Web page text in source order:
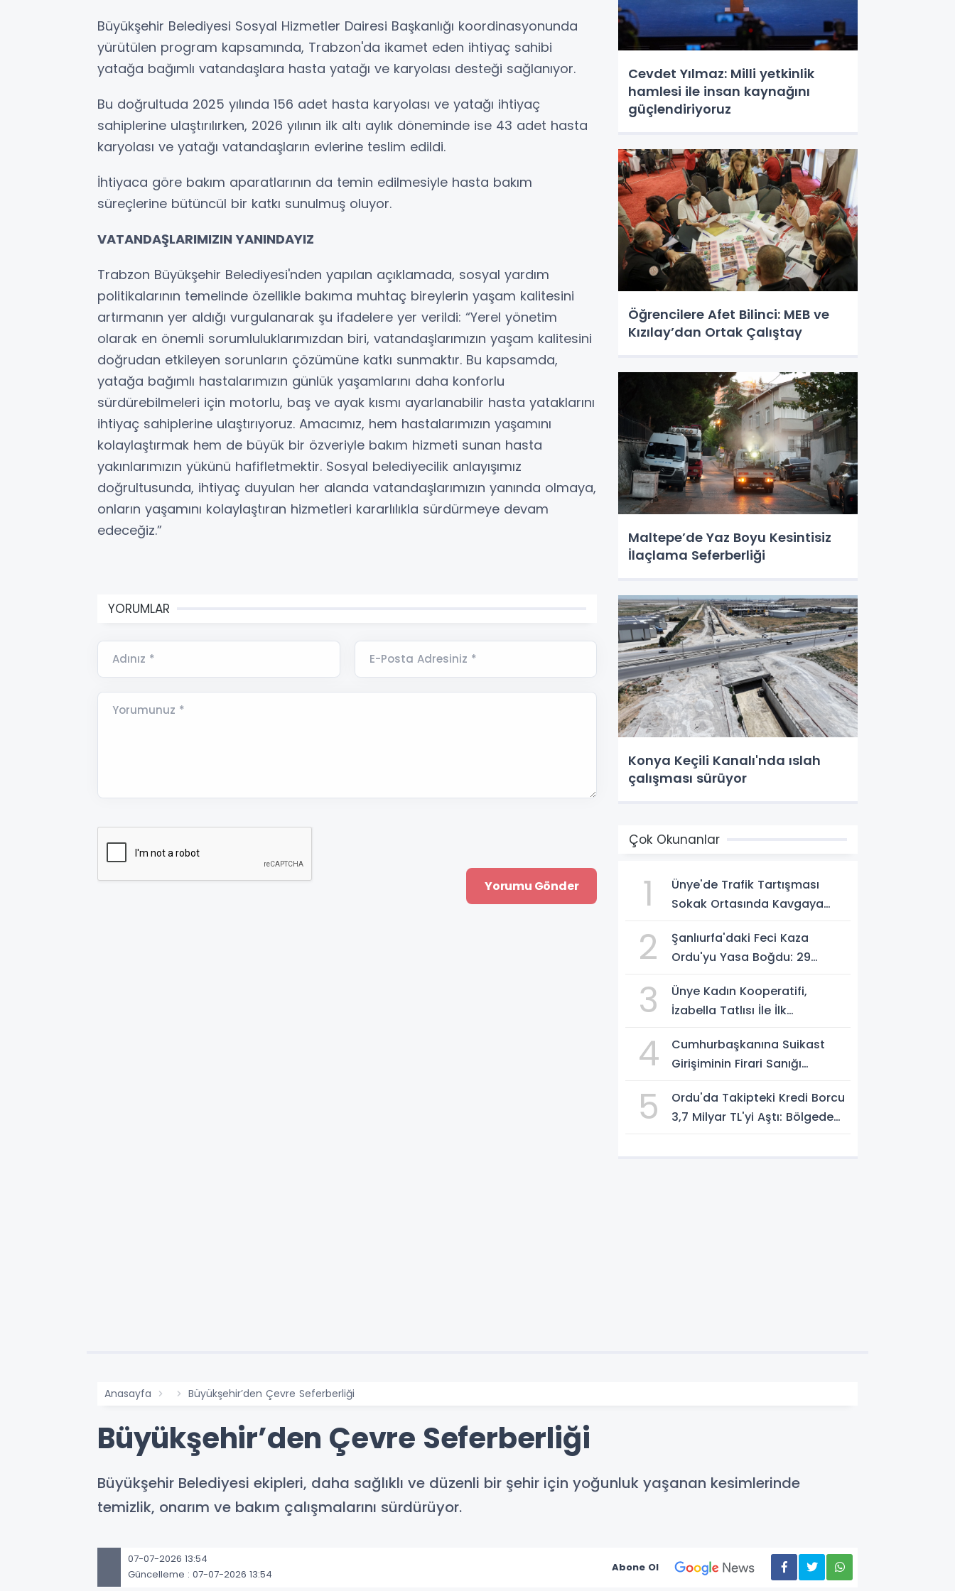
Büyükşehir Belediyesi Sosyal Hizmetler Dairesi Başkanlığı koordinasyonunda
yürütülen program kapsamında, Trabzon'da ikamet eden ihtiyaç sahibi
yatağa bağımlı vatandaşlara hasta yatağı ve karyolası desteği sağlanıyor.
Bu doğrultuda 2025 yılında 156 adet hasta karyolası ve yatağı ihtiyaç
sahiplerine ulaştırılırken, 2026 yılının ilk altı aylık döneminde ise 43 adet hasta
karyolası ve yatağı vatandaşların evlerine teslim edildi.
İhtiyaca göre bakım aparatlarının da temin edilmesiyle hasta bakım
süreçlerine bütüncül bir katkı sunulmuş oluyor.
VATANDAŞLARIMIZIN YANINDAYIZ
Trabzon Büyükşehir Belediyesi'nden yapılan açıklamada, sosyal yardım
politikalarının temelinde özellikle bakıma muhtaç bireylerin yaşam kalitesini
artırmanın yer aldığı vurgulanarak şu ifadelere yer verildi: “Yerel yönetim
olarak en önemli sorumluluklarımızdan biri, vatandaşlarımızın yaşam kalitesini
doğrudan etkileyen sorunların çözümüne katkı sunmaktır. Bu kapsamda,
yatağa bağımlı hastalarımızın günlük yaşamlarını daha konforlu
sürdürebilmeleri için motorlu, baş ve ayak kısmı ayarlanabilir hasta yataklarını
ihtiyaç sahiplerine ulaştırıyoruz. Amacımız, hem hastalarımızın yaşamını
kolaylaştırmak hem de büyük bir özveriyle bakım hizmeti sunan hasta
yakınlarımızın yükünü hafifletmektir. Sosyal belediyecilik anlayışımız
doğrultusunda, ihtiyaç duyulan her alanda vatandaşlarımızın yanında olmaya,
onların yaşamını kolaylaştıran hizmetleri kararlılıkla sürdürmeye devam
edeceğiz.”
YORUMLAR
Adınız * E-Posta Adresiniz *
Yorumunuz *
Cevdet Yılmaz: Milli yetkinlik
hamlesi ile insan kaynağını
güçlendiriyoruz
Öğrencilere Afet Bilinci: MEB ve
Kızılay’dan Ortak Çalıştay
Maltepe’de Yaz Boyu Kesintisiz
İlaçlama Seferberliği
Konya Keçili Kanalı'nda ıslah
çalışması sürüyor
Çok Okunanlar
1
Ünye'de Trafik Tartışması
Sokak Ortasında Kavgaya
2
Şanlıurfa'daki Feci Kaza
Ordu'yu Yasa Boğdu: 29
Yaşamını Yitirdi
3
Ünye Kadın Kooperatifi,
İzabella Tatlısı İle İlk
Oldu!
4
Cumhurbaşkanına Suikast
Girişiminin Firari Sanığı
5
Ordu'da Takipteki Kredi Borcu
3,7 Milyar TL'yi Aştı: Bölgede
Anasayfa Büyükşehir’den Çevre Seferberliği
Büyükşehir’den Çevre Seferberliği
Büyükşehir Belediyesi ekipleri, daha sağlıklı ve düzenli bir şehir için yoğunluk yaşanan kesimlerinde
temizlik, onarım ve bakım çalışmalarını sürdürüyor.
07-07-2026 13:54
Güncelleme : 07-07-2026 13:54
Abone Ol